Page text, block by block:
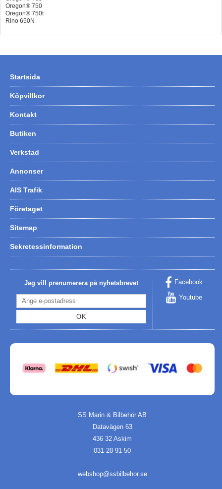
Oregon® 750
Oregon® 750t
Rino 650N
Startsida
Köpvillkor
Kontakt
Butiken
Verkstad
Annonser
AIS Trafik
Företaget
Sitemap
Sekretessinformation
Jag vill prenumerera på nyhetsbrevet
OK
Facebook
Youtube
SS Marin & Bilbehör AB
Datavägen 63
436 32 Askim
031-28 91 50
webshop@ssbilbehor.se